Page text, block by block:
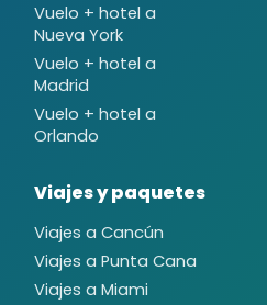
Vuelo + hotel a
Nueva York
Vuelo + hotel a
Madrid
Vuelo + hotel a
Orlando
Viajes y paquetes
Viajes a Cancún
Viajes a Punta Cana
Viajes a Miami